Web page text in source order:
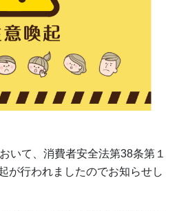
いて、消費者安全法第38条第１
が行われましたのでお知らせし